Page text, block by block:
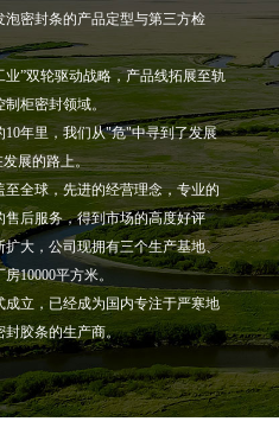
泡密封条的产品定型与第三方检
业”双轮驱动战略，产品线拓展至轨
制柜密封领域。
10年里，我们从"危"中寻到了发展
展的路上。
至全球，先进的经营理念，专业的
售后服务，得到市场的高度好评
扩大，公司现拥有三个生产基地、
10000平方米。
成立，已经成为国内专注于严寒地
封胶条的生产商。